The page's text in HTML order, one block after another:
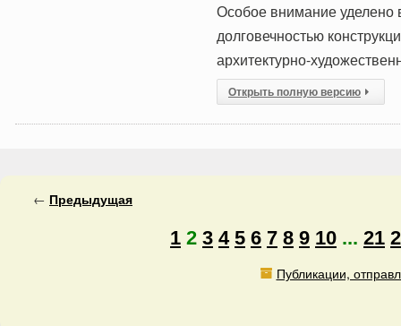
Особое внимание
долговечностью
архитектурно-
Открыть полную версию
← Предыдущая
1 2 3 4 5 6 7 8 9 10 ... 21
Публикации,